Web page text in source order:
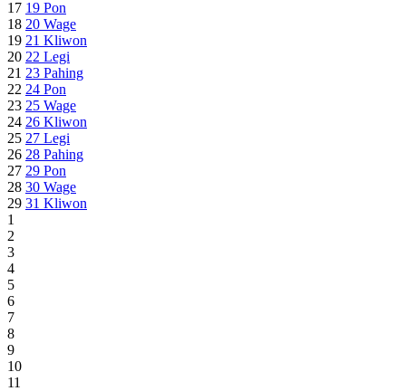
17 19 Pon
18 20 Wage
19 21 Kliwon
20 22 Legi
21 23 Pahing
22 24 Pon
23 25 Wage
24 26 Kliwon
25 27 Legi
26 28 Pahing
27 29 Pon
28 30 Wage
29 31 Kliwon
1
2
3
4
5
6
7
8
9
10
11